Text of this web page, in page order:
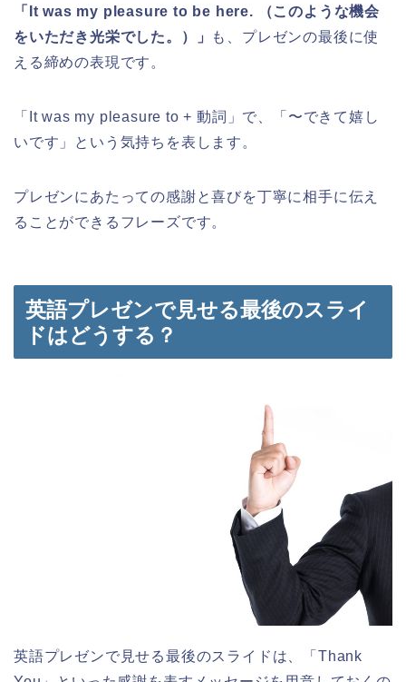
「It was my pleasure to be here. （このような機会
をいただき光栄でした。）」
も、プレゼンの最後に使
える締めの表現です。
「It was my pleasure to + 動詞」で、「〜できて嬉し
いです」という気持ちを表します。
プレゼンにあたっての感謝と喜びを丁寧に相手に伝え
ることができるフレーズです。
英語プレゼンで見せる最後のスライ
ドはどうする？
英語プレゼンで見せる最後のスライドは、「Thank